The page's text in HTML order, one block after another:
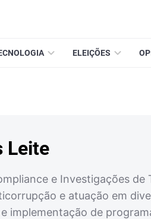
ELEIÇÕES
Leite
e Investigações
e atuação em
implementação de